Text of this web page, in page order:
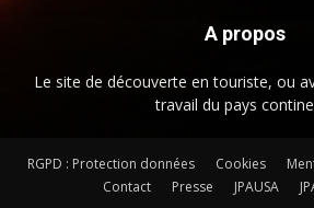
A propos
Le site de découverte en touriste, ou
travail du pays
RGPD : Protection données Cookies
Contact
Presse JPAUSA